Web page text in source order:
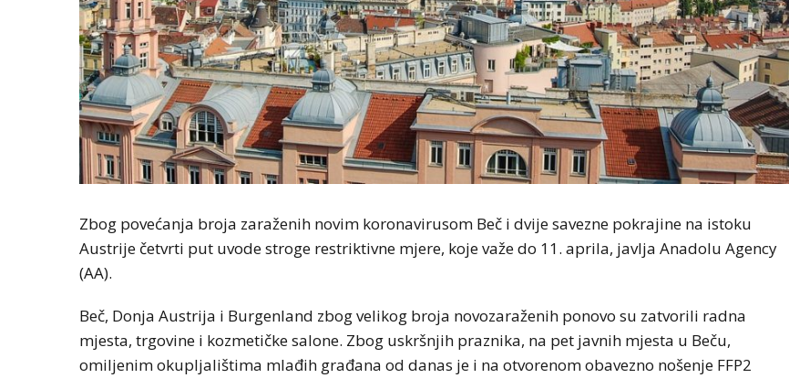
Zbog povećanja broja zaraženih novim koronavirusom Beč i dvije savezne pokrajine na istoku
Austrije četvrti put uvode stroge restriktivne mjere, koje važe do 11. aprila, javlja Anadolu Agency
(AA).
Beč, Donja Austrija i Burgenland zbog velikog broja novozaraženih ponovo su zatvorili radna
mjesta, trgovine i kozmetičke salone. Zbog uskršnjih praznika, na pet javnih mjesta u Beču,
omiljenim okupljalištima mlađih građana od danas je i na otvorenom obavezno nošenje FFP2